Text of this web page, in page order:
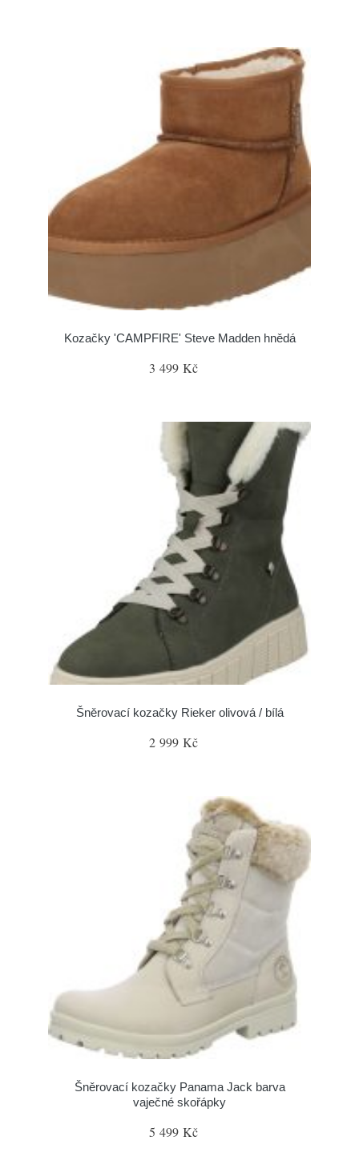
Kozačky 'CAMPFIRE' Steve Madden hnědá
3 499 Kč
Šněrovací kozačky Rieker olivová / bílá
2 999 Kč
Šněrovací kozačky Panama Jack barva
vaječné skořápky
5 499 Kč